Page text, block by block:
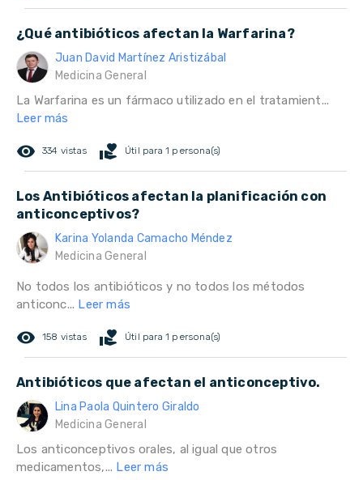
¿Qué antibióticos afectan la Warfarina?
Juan David Martínez Aristizábal
Medicina General
La Warfarina es un fármaco utilizado en el tratamient...
Leer más
remove_red_eye 334 vistas volunteer_activism Útil para 1 persona(s)
Los Antibióticos afectan la planificación con
anticonceptivos?
Karina Yolanda Camacho Méndez
Medicina General
No todos los antibióticos y no todos los métodos
anticonc... Leer más
remove_red_eye 158 vistas volunteer_activism Útil para 1 persona(s)
Antibióticos que afectan el anticonceptivo.
Lina Paola Quintero Giraldo
Medicina General
Los anticonceptivos orales, al igual que otros
medicamentos,... Leer más